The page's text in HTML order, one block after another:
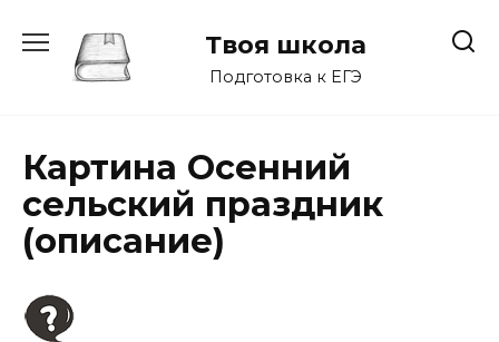
содержанию
Твоя школа
Подготовка к ЕГЭ
Картина Осенний
сельский праздник
(описание)